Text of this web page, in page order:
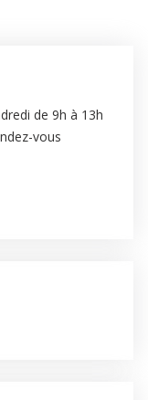
de 9h à 13h
vous